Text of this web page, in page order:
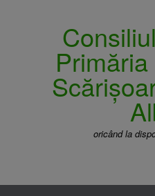
oricând la